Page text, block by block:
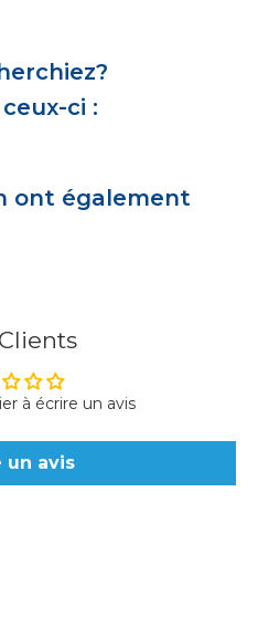
ci :
ont également
à écrire un avis
un avis